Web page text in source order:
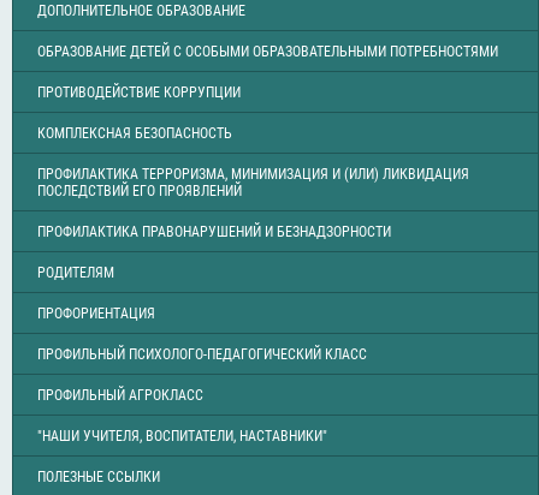
ДОПОЛНИТЕЛЬНОЕ ОБРАЗОВАНИЕ
ОБРАЗОВАНИЕ ДЕТЕЙ С ОСОБЫМИ ОБРАЗОВАТЕЛЬНЫМИ ПОТРЕБНОСТЯМИ
ПРОТИВОДЕЙСТВИЕ КОРРУПЦИИ
КОМПЛЕКСНАЯ БЕЗОПАСНОСТЬ
ПРОФИЛАКТИКА ТЕРРОРИЗМА, МИНИМИЗАЦИЯ И (ИЛИ) ЛИКВИДАЦИЯ
ПОСЛЕДСТВИЙ ЕГО ПРОЯВЛЕНИЙ
ПРОФИЛАКТИКА ПРАВОНАРУШЕНИЙ И БЕЗНАДЗОРНОСТИ
РОДИТЕЛЯМ
ПРОФОРИЕНТАЦИЯ
ПРОФИЛЬНЫЙ ПСИХОЛОГО-ПЕДАГОГИЧЕСКИЙ КЛАСС
ПРОФИЛЬНЫЙ АГРОКЛАСС
"НАШИ УЧИТЕЛЯ, ВОСПИТАТЕЛИ, НАСТАВНИКИ"
ПОЛЕЗНЫЕ ССЫЛКИ